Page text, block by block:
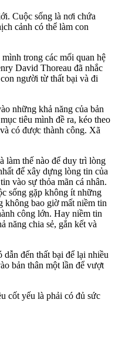
Cuộc sống là nơi chứa
cảnh có thể làm con
trong các mối quan hệ
David Thoreau đã nhắc
người từ thất bại và đi
những khả năng của bản
tiêu mình đề ra, kéo theo
có được thành công. Xã
làm thế nào để duy trì lòng
để xây dựng lòng tin của
vào sự thỏa mãn cá nhân.
sống gặp không ít những
không bao giờ mất niềm tin
công lớn. Hay niềm tin
năng chia sẻ, gắn kết và
đến thất bại để lại nhiều
bản thân một lần để vượt
cốt yếu là phải có đủ sức